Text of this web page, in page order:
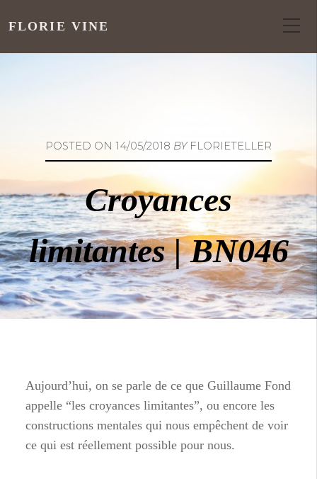
FLORIE VINE
POSTED ON 14/05/2018 BYFLORIETELLER
Croyances
limitantes | BN046
Aujourd’hui, on se parle de ce que Guillaume Fond
appelle “les croyances limitantes”, ou encore les
constructions mentales qui nous empêchent de voir
ce qui est réellement possible pour nous.